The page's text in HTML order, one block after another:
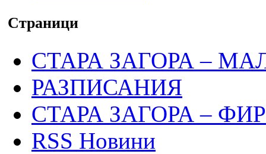
Страници
СТАРА ЗАГОРА –
РАЗПИСАНИЯ
СТАРА ЗАГОРА –
RSS Новини